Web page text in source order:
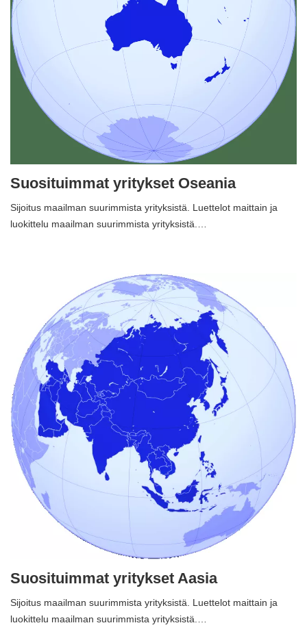
Suosituimmat yritykset Oseania
Sijoitus maailman suurimmista yrityksistä. Luettelot maittain ja
luokittelu maailman suurimmista yrityksistä.…
Suosituimmat yritykset Aasia
Sijoitus maailman suurimmista yrityksistä. Luettelot maittain ja
luokittelu maailman suurimmista yrityksistä.…